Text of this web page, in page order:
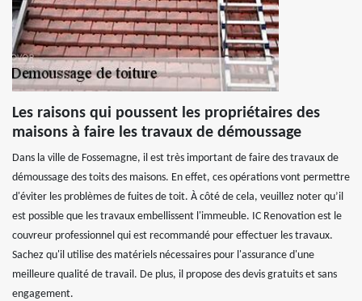
Les raisons qui poussent les propriétaires des
maisons à faire les travaux de démoussage
Dans la ville de Fossemagne, il est très important de faire des travaux de
démoussage des toits des maisons. En effet, ces opérations vont permettre
d'éviter les problèmes de fuites de toit. À côté de cela, veuillez noter qu’il
est possible que les travaux embellissent l'immeuble. IC Renovation est le
couvreur professionnel qui est recommandé pour effectuer les travaux.
Sachez qu'il utilise des matériels nécessaires pour l'assurance d'une
meilleure qualité de travail. De plus, il propose des devis gratuits et sans
engagement.